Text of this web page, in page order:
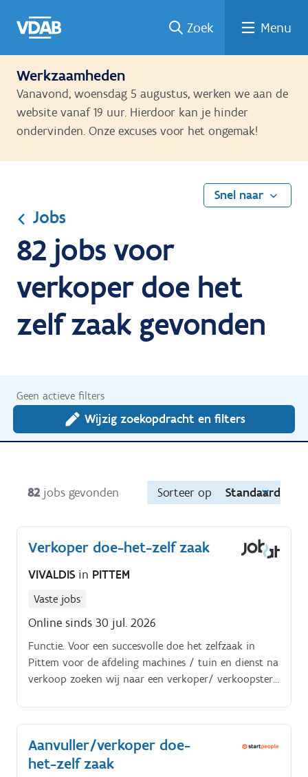
naar
een
een
job
mij?
naar
Zoek Menu
Werkzaamheden
Vanavond, woensdag 5 augustus, werken we aan de
website vanaf 19 uur. Hierdoor kan je hinder
ondervinden. Onze excuses voor het ongemak!
Snel naar
Jobs
82 jobs voor
verkoper doe het
zelf zaak gevonden
Geen actieve filters
Wijzig zoekopdracht en filters
82 jobs gevonden Sorteer op Standaard
Verkoper doe-het-zelf zaak
VIVALDIS in PITTEM
Vaste jobs
Online sinds 30 jul. 2026
Functie. Voor een succesvolle doe het zelfzaak in
Pittem voor de afdeling machines / tuin en dienst na
verkoop zoeken wij naar een verkoper/ verkoopster.
Aanvuller/verkoper doe-
het-zelf zaak